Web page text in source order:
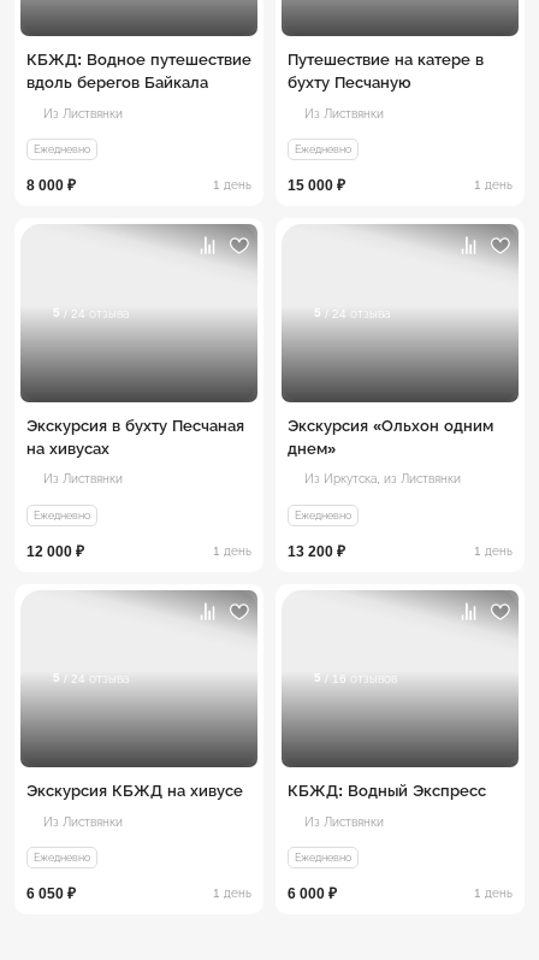
КБЖД: Водное путешествие
вдоль берегов Байкала
Из Листвянки
Ежедневно
8 000 ₽ 1 день
Путешествие на катере в
бухту Песчаную
Из Листвянки
Ежедневно
15 000 ₽ 1 день
5 / 24 отзыва
Экскурсия в бухту Песчаная
на хивусах
Из Листвянки
Ежедневно
12 000 ₽ 1 день
5 / 24 отзыва
Экскурсия «Ольхон одним
днем»
Из Иркутска, из Листвянки
Ежедневно
13 200 ₽ 1 день
5 / 24 отзыва
Экскурсия КБЖД на хивусе
Из Листвянки
Ежедневно
6 050 ₽ 1 день
5 / 16 отзывов
КБЖД: Водный Экспресс
Из Листвянки
Ежедневно
6 000 ₽ 1 день